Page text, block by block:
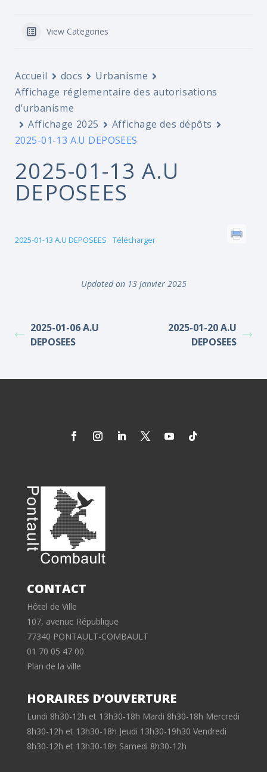
View Categories
Accueil docs
Urbanisme
Affichage réglementaire des autorisations
d’urbanisme
Affichage 2025
Affichage des dépôts
2025-01-13 A.U DEPOSEES
2025-01-13 A.U
DEPOSEES
2025-01-13 A.U DEPOSEES Télécharger
Updated on 13 janvier 2025
2025-01-06 A.U
DEPOSEES
2025-01-20 A.U
DEPOSEES
CONTACT
Hôtel de Ville
107, avenue République
77340 PONTAULT-COMBAULT
01 70 05 47 00
Plan de la ville
HORAIRES D’OUVERTURE
Lundi 8h30-12h et 13h30-18h Mardi 8h30-18h Mercredi
8h30-12h et 13h30-18h Jeudi 13h30-19h30 Vendredi
8h30-12h et 13h30-18h Samedi 8h30-12h